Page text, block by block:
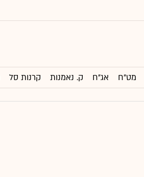
מט"ח אג"ח ק. נאמנות קרנות סל